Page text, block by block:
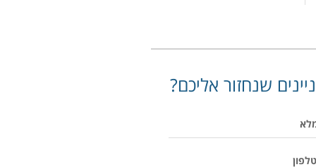
שנחזור אליכם?